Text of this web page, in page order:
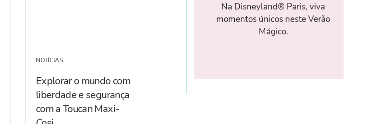
NOTÍCIAS
Explorar o mundo com
liberdade e segurança
com a Toucan Maxi-
Na Disneyland® Paris, viva
momentos únicos neste Verão
Mágico.